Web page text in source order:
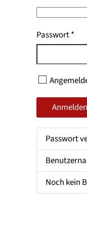
Passwort*
Anmelden
Passwort
Noch kein